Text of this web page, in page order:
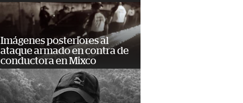
Imágenes posteriores al
ataque armado en contra de
conductora en Mixco